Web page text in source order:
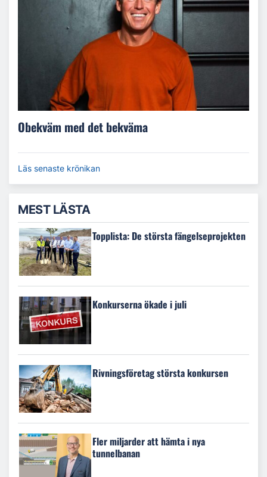
Obekväm med det bekväma
Läs senaste krönikan
MEST LÄSTA
Topplista: De största fängelseprojekten
Konkurserna ökade i juli
Rivningsföretag största konkursen
Fler miljarder att hämta i nya
tunnelbanan